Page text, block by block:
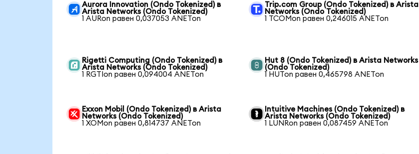
Aurora Innovation (Ondo Tokenized) в
Arista Networks (Ondo Tokenized)
1 AURon равен 0,037053 ANETon
Trip.com Group (Ondo Tokenized) в Arista
Networks (Ondo Tokenized)
1 TCOMon равен 0,246015 ANETon
Rigetti Computing (Ondo Tokenized) в
Arista Networks (Ondo Tokenized)
1 RGTIon равен 0,094004 ANETon
Hut 8 (Ondo Tokenized) в Arista Networks
(Ondo Tokenized)
1 HUTon равен 0,465798 ANETon
Exxon Mobil (Ondo Tokenized) в Arista
Networks (Ondo Tokenized)
1 XOMon равен 0,814737 ANETon
Intuitive Machines (Ondo Tokenized) в
Arista Networks (Ondo Tokenized)
1 LUNRon равен 0,087459 ANETon